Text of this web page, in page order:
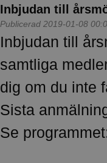
Inbjudan till
Publicerad 2019-01-08
Inbjudan till
samtliga
dig om du inte
Sista
Se